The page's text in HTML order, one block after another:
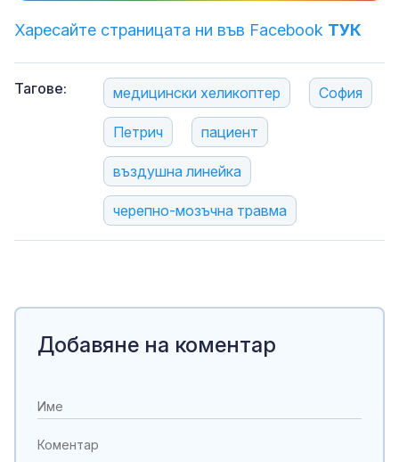
Харесайте страницата ни във Facebook ТУК
Тагове: медицински хеликоптер София
Петрич пациент
въздушна линейка
черепно-мозъчна травма
Добавяне на коментар